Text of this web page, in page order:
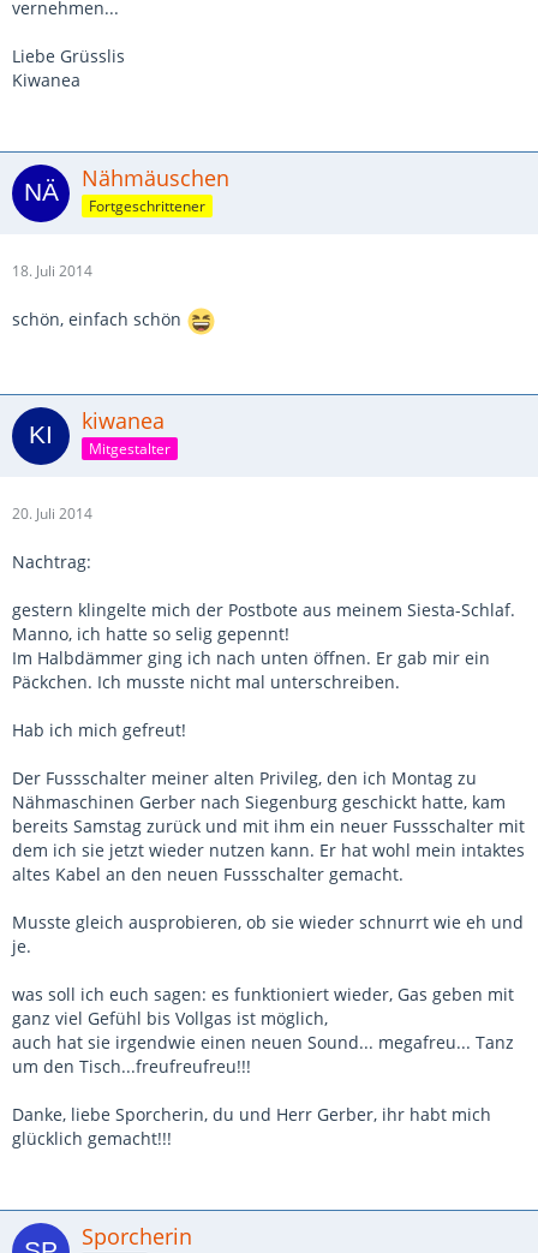
vernehmen...
Liebe Grüsslis
Kiwanea
Nähmäuschen
Fortgeschrittener
18. Juli 2014
schön, einfach schön
kiwanea
Mitgestalter
20. Juli 2014
Nachtrag:
gestern klingelte mich der Postbote aus meinem Siesta-Schlaf.
Manno, ich hatte so selig gepennt!
Im Halbdämmer ging ich nach unten öffnen. Er gab mir ein
Päckchen. Ich musste nicht mal unterschreiben.
Hab ich mich gefreut!
Der Fussschalter meiner alten Privileg, den ich Montag zu
Nähmaschinen Gerber nach Siegenburg geschickt hatte, kam
bereits Samstag zurück und mit ihm ein neuer Fussschalter mit
dem ich sie jetzt wieder nutzen kann. Er hat wohl mein intaktes
altes Kabel an den neuen Fussschalter gemacht.
Musste gleich ausprobieren, ob sie wieder schnurrt wie eh und
je.
was soll ich euch sagen: es funktioniert wieder, Gas geben mit
ganz viel Gefühl bis Vollgas ist möglich,
auch hat sie irgendwie einen neuen Sound... megafreu... Tanz
um den Tisch...freufreufreu!!!
Danke, liebe Sporcherin, du und Herr Gerber, ihr habt mich
glücklich gemacht!!!
Sporcherin